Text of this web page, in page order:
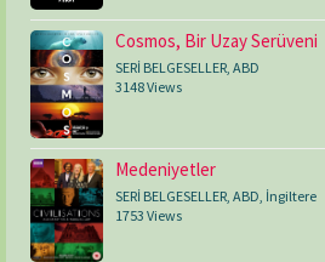
Cosmos, Bir Uzay Serüveni
SERİ BELGESELLER, ABD
3148 Views
Medeniyetler
SERİ BELGESELLER ABD İngiltere
1753 Views